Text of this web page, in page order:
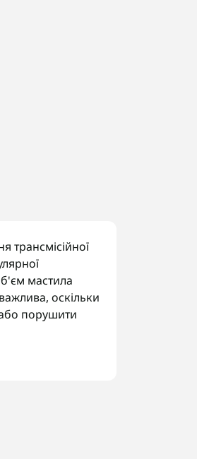
трансмісійної
мастила
оскільки
або порушити